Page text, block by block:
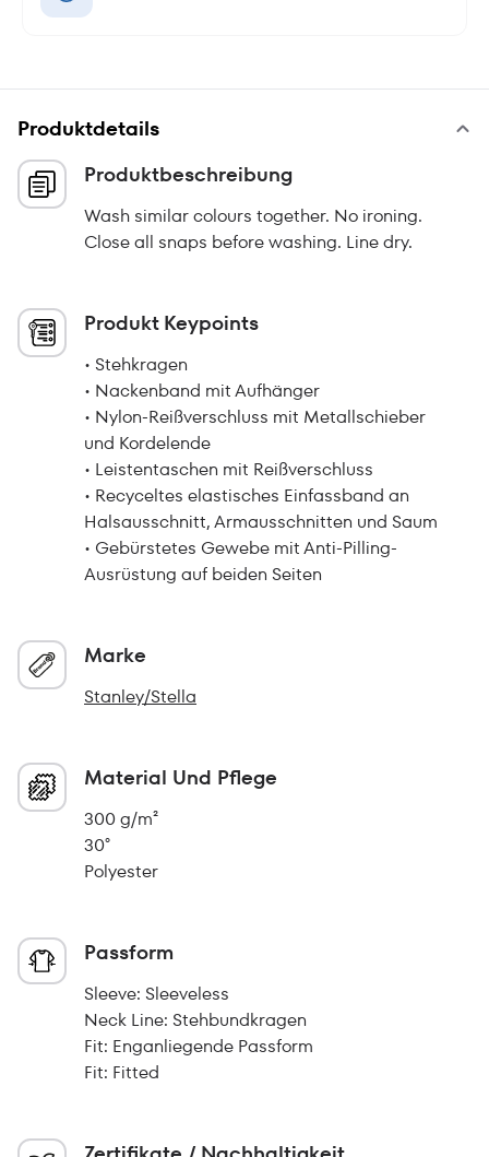
Produktdetails
Produktbeschreibung
Wash similar colours together. No ironing.
Close all snaps before washing. Line dry.
Produkt Keypoints
• Stehkragen
• Nackenband mit Aufhänger
• Nylon-Reißverschluss mit Metallschieber
und Kordelende
• Leistentaschen mit Reißverschluss
• Recyceltes elastisches Einfassband an
Halsausschnitt, Armausschnitten und Saum
• Gebürstetes Gewebe mit Anti-Pilling-
Ausrüstung auf beiden Seiten
Marke
Stanley/Stella
Material Und Pflege
300 g/m²
30°
Polyester
Passform
Sleeve: Sleeveless
Neck Line: Stehbundkragen
Fit: Enganliegende Passform
Fit: Fitted